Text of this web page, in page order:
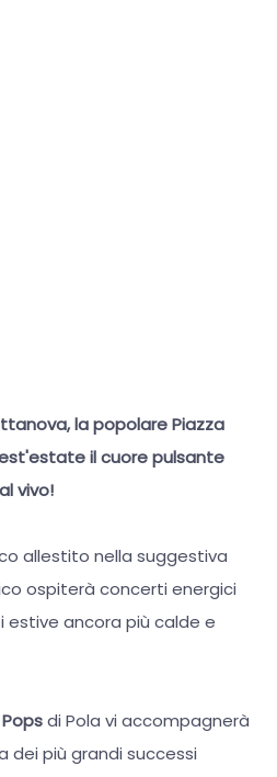
la popolare Piazza
il cuore pulsante
vivo!
allestito nella suggestiva
ospiterà concerti energici
ancora più calde e
di Pola vi accompagnerà
dei più grandi successi